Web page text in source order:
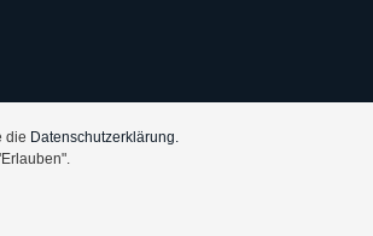
die Datenschutzerklärung.